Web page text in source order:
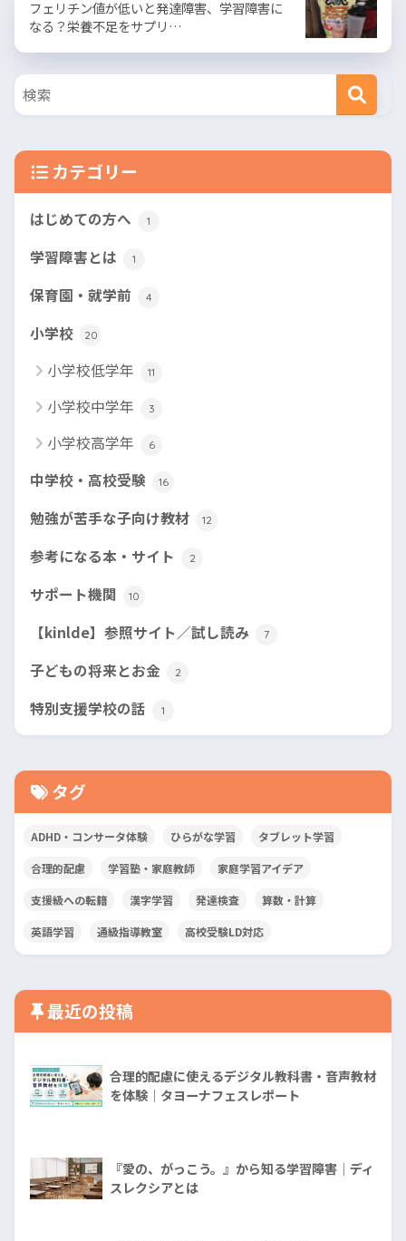
フェリチン値が低いと発達障害、学習障害に
なる？栄養不足をサプリ…
カテゴリー
はじめての方へ 1
学習障害とは 1
保育園・就学前 4
小学校 20
小学校低学年 11
小学校中学年 3
小学校高学年 6
中学校・高校受験 16
勉強が苦手な子向け教材 12
参考になる本・サイト 2
サポート機関 10
【kinlde】参照サイト／試し読み 7
子どもの将来とお金 2
特別支援学校の話 1
タグ
ADHD・コンサータ体験 ひらがな学習 タブレット学習
合理的配慮 学習塾・家庭教師 家庭学習アイデア
支援級への転籍 漢字学習 発達検査 算数・計算
英語学習 通級指導教室 高校受験LD対応
最近の投稿
合理的配慮に使えるデジタル教科書・音声教材
を体験｜タヨーナフェスレポート
『愛の、がっこう。』から知る学習障害│ディ
スレクシアとは